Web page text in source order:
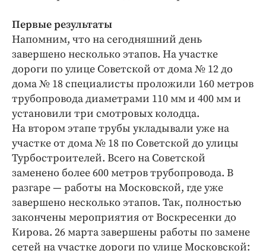
Первые результаты
Напомним, что на сегодняшний день
завершено несколько этапов. На участке
дороги по улице Советской от дома № 12 до
дома № 18 специалисты проложили 160 метров
трубопровода диаметрами 110 мм и 400 мм и
установили три смотровых колодца.
На втором этапе трубы укладывали уже на
участке от дома № 18 по Советской до улицы
Турбостроителей. Всего на Советской
заменено более 600 метров трубопровода. В
разгаре — работы на Московской, где уже
завершено несколько этапов. Так, полностью
закончены мероприятия от Воскресенки до
Кирова. 26 марта завершены работы по замене
сетей на участке дороги по улице Московской: